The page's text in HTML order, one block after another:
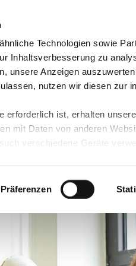
Technologien sowie
Inhaltsverbesserung zu
unsere Anzeigen
nutzen wir diesen zur
erforderlich ist, erhalten
mit Daten von anderen
verschiedene Geräte
ist kein der EU
Daten führen kann.
unseren
Funktionen für diese
können mittels nachfolgender
erteilte Einwilligung stets für
Präferenzen
& Angebote Presse &